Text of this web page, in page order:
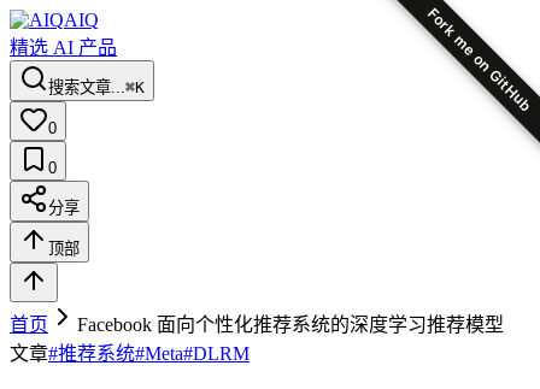
Fork me on GitHub
AIQ
精选 AI 产品
搜索文章...⌘K
0
0
分享
顶部
首页
Facebook 面向个性化推荐系统的深度学习推荐模型
文章#推荐系统#Meta#DLRM